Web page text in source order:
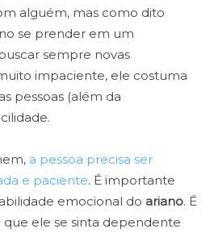
alguém, mas como dito
se prender em um
sempre novas
impaciente, ele costuma
pessoas (além da
a pessoa precisa ser
e paciente. É importante
emocional do ariano. É
que ele se sinta dependente